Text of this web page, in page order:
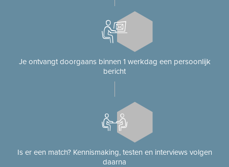
Je ontvangt doorgaans binnen 1 werkdag een persoonlijk
bericht
Is er een match? Kennismaking, testen en interviews volgen
daarna